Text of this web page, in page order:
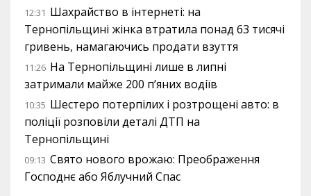
12:31 Шахрайство в інтернеті: на
Тернопільщині жінка втратила понад 63 тисячі
гривень, намагаючись продати взуття
11:26 На Тернопільщині лише в липні
затримали майже 200 п’яних водіїв
10:35 Шестеро потерпілих і розтрощені авто: в
поліції розповіли деталі ДТП на
Тернопільщині
09:13 Свято нового врожаю: Преображення
Господнє або Яблучний Спас